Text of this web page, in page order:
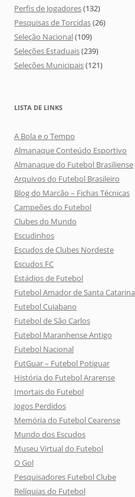
Perfis de Jogadores(132)
Pesquisas de Torcidas(26)
Seleção Nacional(109)
Seleções Estaduais(239)
Seleções Municipais(121)
LISTA DE LINKS
A Bola e o Tempo
Almanaque Conteúdo Esportivo
Almanaque do Futebol Brasiliense
Arquivos do Futebol Brasileiro
Blog do Marcão – Fichas Técnicas
Campeões do Futebol
Clubes do Mundo
Escudinhos
Escudos de Clubes Nordeste
Escudos FC
Estádios de Futebol
Futebol Amador de Santa Catarina
Futebol Cuiabano
Futebol de São Carlos
Futebol Maranhense Antigo
Futebol Nacional
FutGuar – Futebol Potiguar
História do Futebol Ararense
Imortais do Futebol
Jogos Perdidos
Memória do Futebol Cearense
Mundo dos Escudos
Museu Virtual do Futebol
O Gol
Pesquisadores Futebol Clube
Relíquias do Futebol